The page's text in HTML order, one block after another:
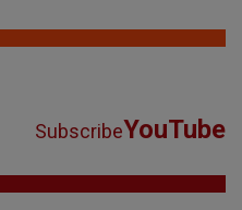
SubscribeYouTube